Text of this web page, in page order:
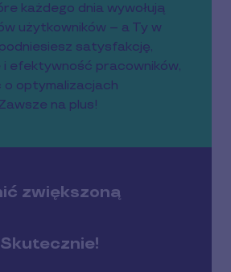
każdego dnia wywołują
użytkowników – a Ty w
satysfakcję,
i efektywność pracowników,
o optymalizacjach
na plus!
zwiększoną